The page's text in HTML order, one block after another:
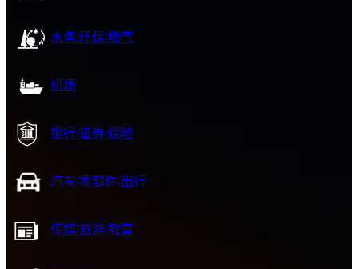
水务/环保/燃气
机场
银行/证券/保险
汽车/零部件/出行
传媒/旅游/教育